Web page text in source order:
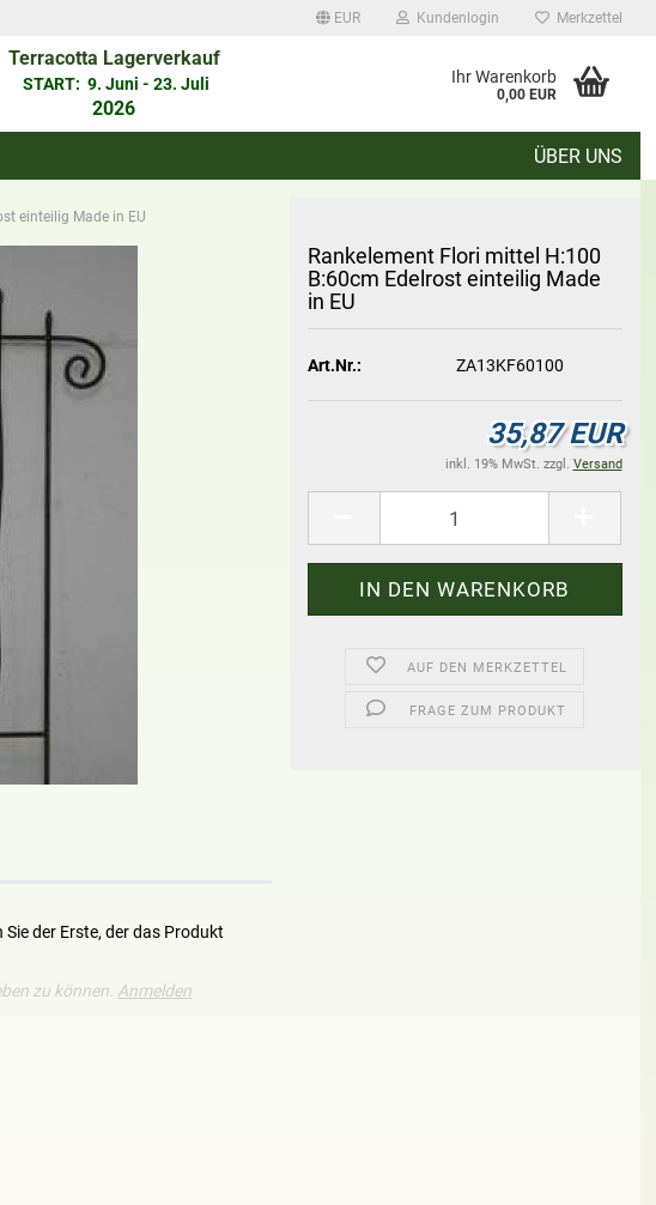
EUR
Währung auswählen
Kundenlogin Merkzettel
Terracotta Lagerverkauf
START: 9. Juni - 23. Juli
2026
Ihr Warenkorb
0,00 EUR
ÜBER UNS
einteilig Made in EU
Rank­ele­ment Flori mit­tel H:100
B:60cm Edel­rost ein­tei­lig Made
in EU
Art.Nr.: ZA13KF60100
35,87 EUR
inkl. 19% MwSt. zzgl. Versand
AUF DEN MERKZETTEL
FRAGE ZUM PRODUKT
der Erste, der das Produkt
zu können. Anmelden